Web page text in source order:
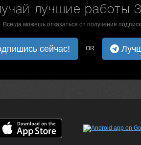
лучшие работы
Всегда можешь отказаться от получения
сейчас! OR